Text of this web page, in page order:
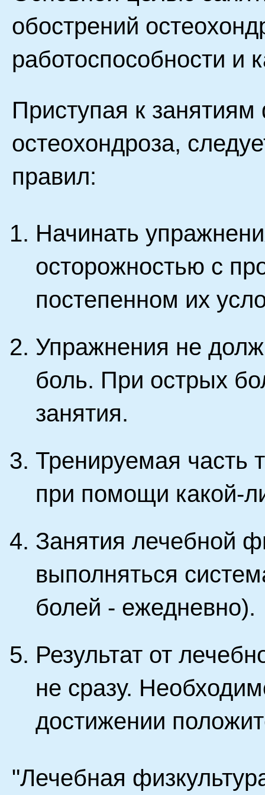
обострений
работоспособности и
Приступая к
остеохондроза,
правил:
Начинать
осторожностью с
постепенном их
Упражнения не
боль. При острых
занятия.
Тренируемая часть
при помощи какой-
Занятия лечебной
выполняться
болей - ежедневно).
Результат от
не сразу.
достижении
"Лечебная